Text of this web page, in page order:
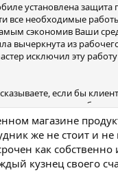
установлена защита
все необходимые
сэкономив Ваши
вычеркнута из
исключил эту
если бы
не снимали, то так бы и
экономисты блин.
магазине
же не стоит и не
как
кузнец своего